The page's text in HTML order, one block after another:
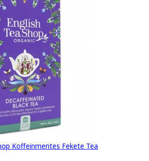
Koffeinmentes Fekete Tea